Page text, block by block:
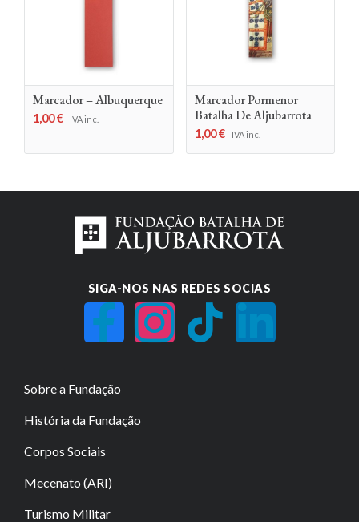
Marcador – Albuquerque
1,00€ IVA inc.
Marcador Pormenor
Batalha De Aljubarrota
1,00€ IVA inc.
SIGA-NOS NAS REDES SOCIAS
Sobre a Fundação
História da Fundação
Corpos Sociais
Mecenato (ARI)
Turismo Militar